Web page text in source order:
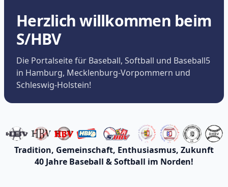
Herzlich willkommen beim
S/HBV
Die Portalseite für Baseball, Softball und Baseball5
in Hamburg, Mecklenburg-Vorpommern und
Schleswig-Holstein!
Tradition, Gemeinschaft, Enthusiasmus, Zukunft
40 Jahre Baseball & Softball im Norden!